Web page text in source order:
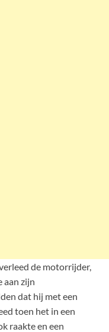
de motorrijder,
aan zijn
dat hij met een
toen het in een
raakte en een